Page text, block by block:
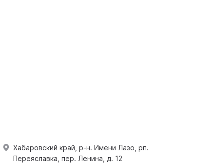
Хабаровский край, р-н. Имени Лазо, рп.
Переяславка, пер. Ленина, д. 12